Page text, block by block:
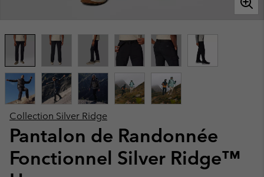
Collection Silver Ridge
Pantalon de Randonnée
Fonctionnel Silver Ridge™